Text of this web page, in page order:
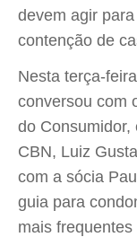
devem agir
contenção de
Nesta terça-
conversou com
do Consumidor,
CBN, Luiz
com a sócia
guia para
mais